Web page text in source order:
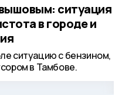
ситуация
в городе и
ситуацию с бензином,
в Тамбове.